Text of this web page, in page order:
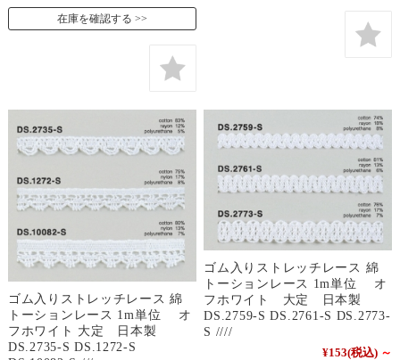
在庫を確認する
ゴム入りストレッチレース 綿
トーションレース 1m単位 オ
フホワイト 大定 日本製
DS.2735-S DS.1272-S
ゴム入りストレッチレース 綿
トーションレース 1m単位 オ
フホワイト 大定 日本製
DS.2759-S DS.2761-S DS.2773-
S ////
¥153(税込) ～